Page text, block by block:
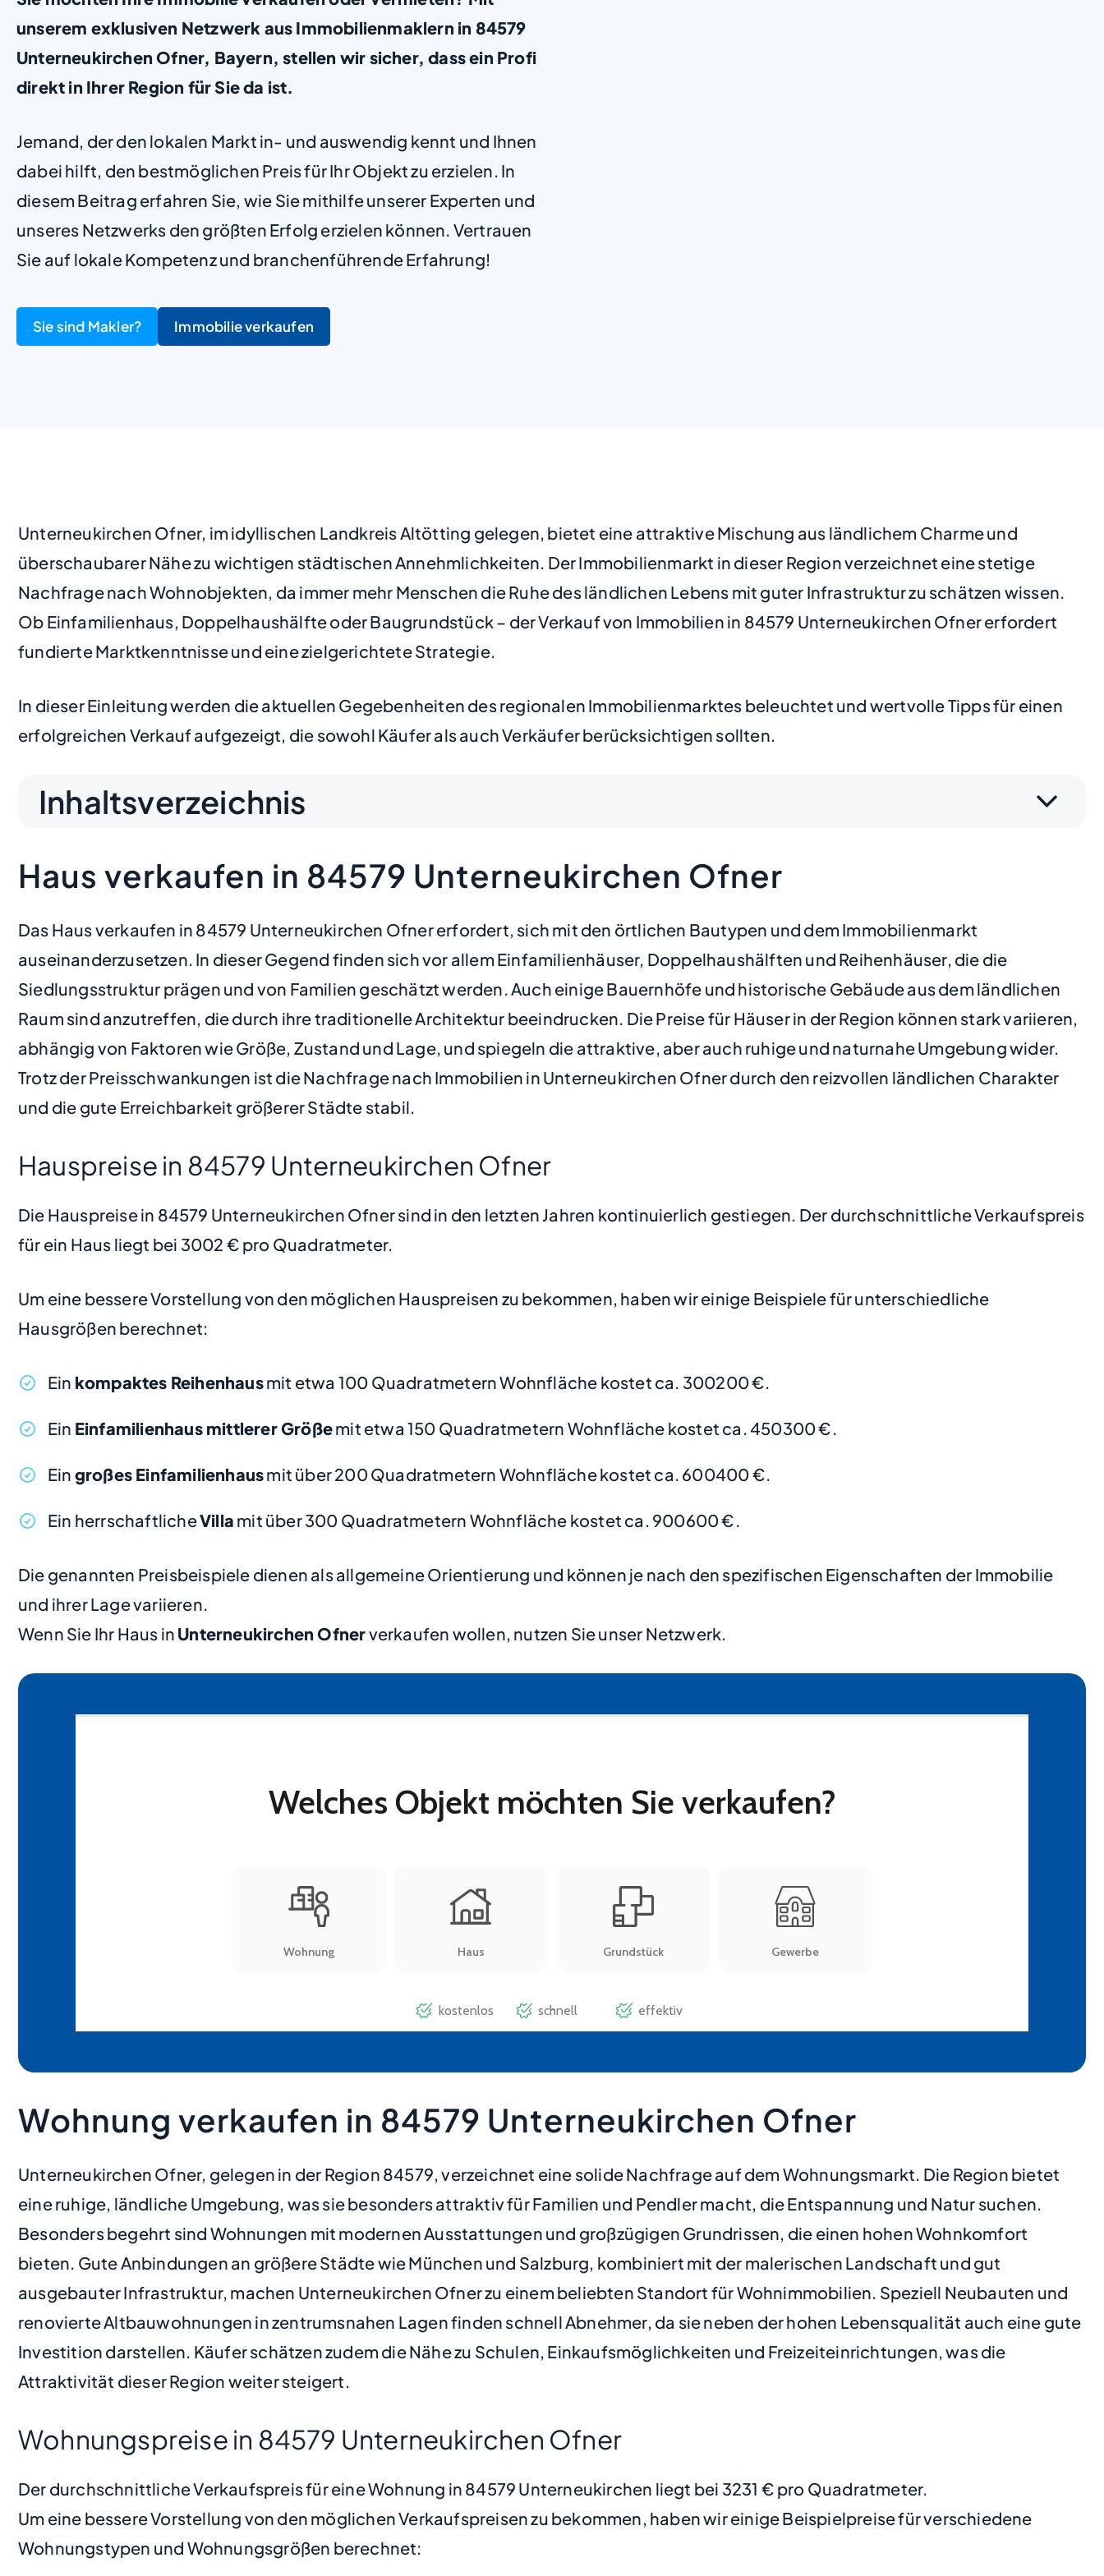
unserem exklusiven Netzwerk aus Immobilienmaklern in 84579
Unterneukirchen Ofner, Bayern, stellen wir sicher, dass ein Profi
direkt in Ihrer Region für Sie da ist.
Jemand, der den lokalen Markt in- und auswendig kennt und Ihnen
dabei hilft, den bestmöglichen Preis für Ihr Objekt zu erzielen. In
diesem Beitrag erfahren Sie, wie Sie mithilfe unserer Experten und
unseres Netzwerks den größten Erfolg erzielen können. Vertrauen
Sie auf lokale Kompetenz und branchenführende Erfahrung!
Sie sind Makler? Immobilie verkaufen
Unterneukirchen Ofner, im idyllischen Landkreis Altötting gelegen, bietet eine attraktive Mischung aus ländlichem Charme und
überschaubarer Nähe zu wichtigen städtischen Annehmlichkeiten. Der Immobilienmarkt in dieser Region verzeichnet eine stetige
Nachfrage nach Wohnobjekten, da immer mehr Menschen die Ruhe des ländlichen Lebens mit guter Infrastruktur zu schätzen wissen.
Ob Einfamilienhaus, Doppelhaushälfte oder Baugrundstück – der Verkauf von Immobilien in 84579 Unterneukirchen Ofner erfordert
fundierte Marktkenntnisse und eine zielgerichtete Strategie.
In dieser Einleitung werden die aktuellen Gegebenheiten des regionalen Immobilienmarktes beleuchtet und wertvolle Tipps für einen
erfolgreichen Verkauf aufgezeigt, die sowohl Käufer als auch Verkäufer berücksichtigen sollten.
Inhaltsverzeichnis
Haus verkaufen in 84579 Unterneukirchen Ofner
Das Haus verkaufen in 84579 Unterneukirchen Ofner erfordert, sich mit den örtlichen Bautypen und dem Immobilienmarkt
auseinanderzusetzen. In dieser Gegend finden sich vor allem Einfamilienhäuser, Doppelhaushälften und Reihenhäuser, die die
Siedlungsstruktur prägen und von Familien geschätzt werden. Auch einige Bauernhöfe und historische Gebäude aus dem ländlichen
Raum sind anzutreffen, die durch ihre traditionelle Architektur beeindrucken. Die Preise für Häuser in der Region können stark variieren,
abhängig von Faktoren wie Größe, Zustand und Lage, und spiegeln die attraktive, aber auch ruhige und naturnahe Umgebung wider.
Trotz der Preisschwankungen ist die Nachfrage nach Immobilien in Unterneukirchen Ofner durch den reizvollen ländlichen Charakter
und die gute Erreichbarkeit größerer Städte stabil.
Hauspreise in 84579 Unterneukirchen Ofner
Die Hauspreise in 84579 Unterneukirchen Ofner sind in den letzten Jahren kontinuierlich gestiegen. Der durchschnittliche Verkaufspreis
für ein Haus liegt bei 3002 € pro Quadratmeter.
Um eine bessere Vorstellung von den möglichen Hauspreisen zu bekommen, haben wir einige Beispiele für unterschiedliche
Hausgrößen berechnet:
Ein kompaktes Reihenhausmit etwa 100 Quadratmetern Wohnfläche kostet ca. 300200 €.
Ein Einfamilienhaus mittlerer Größemit etwa 150 Quadratmetern Wohnfläche kostet ca. 450300 €.
Ein großes Einfamilienhausmit über 200 Quadratmetern Wohnfläche kostet ca. 600400 €.
Ein herrschaftlicheVilla mit über 300 Quadratmetern Wohnfläche kostet ca. 900600 €.
Die genannten Preisbeispiele dienen als allgemeine Orientierung und können je nach den spezifischen Eigenschaften der Immobilie
und ihrer Lage variieren.
Wenn Sie Ihr Haus in Unterneukirchen Ofnerverkaufen wollen, nutzen Sie unser Netzwerk.
Wohnung verkaufen in 84579 Unterneukirchen Ofner
Unterneukirchen Ofner, gelegen in der Region 84579, verzeichnet eine solide Nachfrage auf dem Wohnungsmarkt. Die Region bietet
eine ruhige, ländliche Umgebung, was sie besonders attraktiv für Familien und Pendler macht, die Entspannung und Natur suchen.
Besonders begehrt sind Wohnungen mit modernen Ausstattungen und großzügigen Grundrissen, die einen hohen Wohnkomfort
bieten. Gute Anbindungen an größere Städte wie München und Salzburg, kombiniert mit der malerischen Landschaft und gut
ausgebauter Infrastruktur, machen Unterneukirchen Ofner zu einem beliebten Standort für Wohnimmobilien. Speziell Neubauten und
renovierte Altbauwohnungen in zentrumsnahen Lagen finden schnell Abnehmer, da sie neben der hohen Lebensqualität auch eine gute
Investition darstellen. Käufer schätzen zudem die Nähe zu Schulen, Einkaufsmöglichkeiten und Freizeiteinrichtungen, was die
Attraktivität dieser Region weiter steigert.
Wohnungspreise in 84579 Unterneukirchen Ofner
Der durchschnittliche Verkaufspreis für eine Wohnung in 84579 Unterneukirchen liegt bei 3231 € pro Quadratmeter.
Um eine bessere Vorstellung von den möglichen Verkaufspreisen zu bekommen, haben wir einige Beispielpreise für verschiedene
Wohnungstypen und Wohnungsgrößen berechnet: